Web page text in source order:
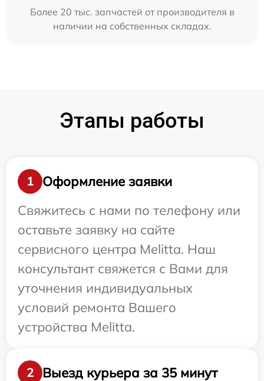
Более 20 тыс. запчастей от производителя в
наличии на собственных складах.
Этапы работы
1
Оформление заявки
Свяжитесь с нами по телефону или
оставьте заявку на сайте
сервисного центра Melitta. Наш
консультант свяжется с Вами для
уточнения индивидуальных
условий ремонта Вашего
устройства Melitta.
2 Выезд курьера за 35 минут